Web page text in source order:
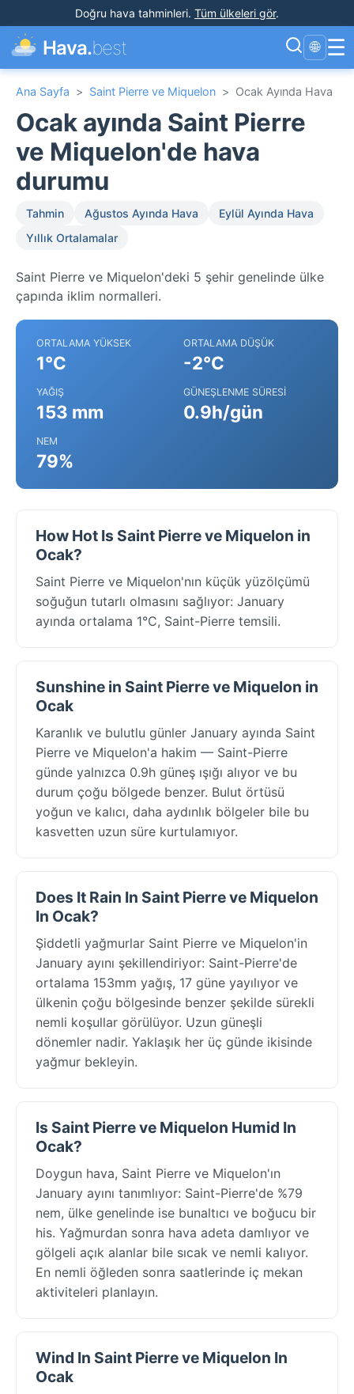
Doğru hava tahminleri. Tüm ülkeleri gör.
Hava.best 🌐 ☰
Ana Sayfa > Saint Pierre ve Miquelon > Ocak Ayında Hava
Ocak ayında Saint Pierre
ve Miquelon'de hava
durumu
Tahmin Ağustos Ayında Hava
Eylül Ayında Hava
Yıllık Ortalamalar
Saint Pierre ve Miquelon'deki 5 şehir genelinde ülke
çapında iklim normalleri.
ORTALAMA YÜKSEK
1°C
ORTALAMA DÜŞÜK
-2°C
YAĞIŞ
153 mm
GÜNEŞLENME SÜRESI
0.9h/gün
NEM
79%
How Hot Is Saint Pierre ve Miquelon in
Ocak?
Saint Pierre ve Miquelon'nın küçük yüzölçümü
soğuğun tutarlı olmasını sağlıyor: January
ayında ortalama 1°C, Saint-Pierre temsili.
Sunshine in Saint Pierre ve Miquelon in
Ocak
Karanlık ve bulutlu günler January ayında Saint
Pierre ve Miquelon'a hakim — Saint-Pierre
günde yalnızca 0.9h güneş ışığı alıyor ve bu
durum çoğu bölgede benzer. Bulut örtüsü
yoğun ve kalıcı, daha aydınlık bölgeler bile bu
kasvetten uzun süre kurtulamıyor.
Does It Rain In Saint Pierre ve Miquelon
In Ocak?
Şiddetli yağmurlar Saint Pierre ve Miquelon'in
January ayını şekillendiriyor: Saint-Pierre'de
ortalama 153mm yağış, 17 güne yayılıyor ve
ülkenin çoğu bölgesinde benzer şekilde sürekli
nemli koşullar görülüyor. Uzun güneşli
dönemler nadir. Yaklaşık her üç günde ikisinde
yağmur bekleyin.
Is Saint Pierre ve Miquelon Humid In
Ocak?
Doygun hava, Saint Pierre ve Miquelon'ın
January ayını tanımlıyor: Saint-Pierre'de %79
nem, ülke genelinde ise bunaltıcı ve boğucu bir
his. Yağmurdan sonra hava adeta damlıyor ve
gölgeli açık alanlar bile sıcak ve nemli kalıyor.
En nemli öğleden sonra saatlerinde iç mekan
aktiviteleri planlayın.
Wind In Saint Pierre ve Miquelon In
Ocak